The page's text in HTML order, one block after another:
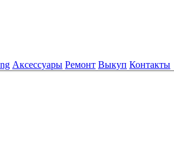
Аксессуары Ремонт Выкуп Контакты